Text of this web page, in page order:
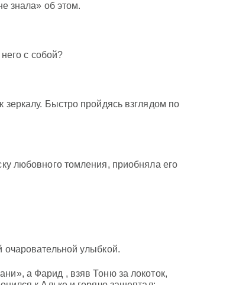
знала» об этом.
с собой?
Быстро пройдясь взглядом по
любовного томления, приобняла его
улыбкой.
а Фарид , взяв Тоню за локоток,